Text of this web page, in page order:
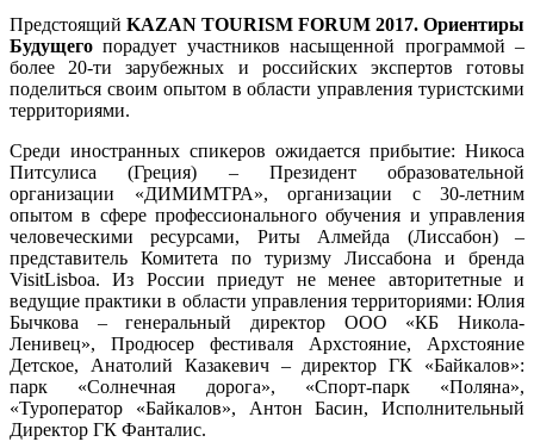
Предстоящий KAZAN TOURISM FORUM 2017. Ориентиры
Будущего порадует участников насыщенной программой –
более 20-ти зарубежных и российских экспертов готовы
поделиться своим опытом в области управления туристскими
территориями.
Среди иностранных спикеров ожидается прибытие: Никоса
Питсулиса (Греция) – Президент образовательной
организации «ДИМИМТРА», организации с 30-летним
опытом в сфере профессионального обучения и управления
человеческими ресурсами, Риты Алмейда (Лиссабон) –
представитель Комитета по туризму Лиссабона и бренда
VisitLisboa. Из России приедут не менее авторитетные и
ведущие практики в области управления территориями: Юлия
Бычкова – генеральный директор ООО «КБ Никола-
Ленивец», Продюсер фестиваля Архстояние, Архстояние
Детское, Анатолий Казакевич – директор ГК «Байкалов»:
парк «Солнечная дорога», «Спорт-парк «Поляна»,
«Туроператор «Байкалов», Антон Басин, Исполнительный
Директор ГК Фанталис.